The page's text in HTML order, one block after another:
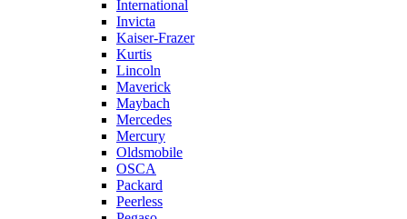
International
Invicta
Kaiser-Frazer
Kurtis
Lincoln
Maverick
Maybach
Mercedes
Mercury
Oldsmobile
OSCA
Packard
Peerless